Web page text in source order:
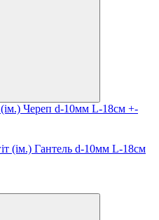
Череп d-10мм L-18см +-